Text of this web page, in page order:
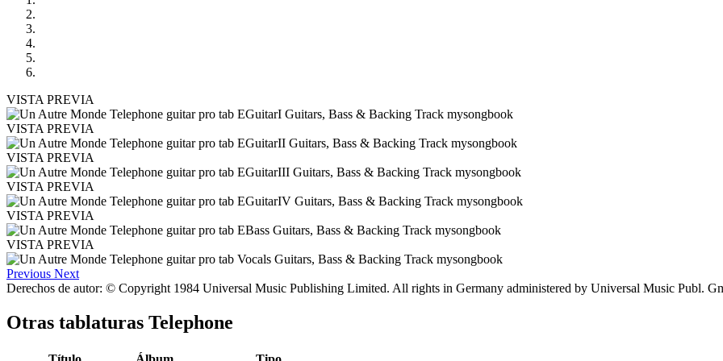
VISTA PREVIA
VISTA PREVIA
VISTA PREVIA
VISTA PREVIA
VISTA PREVIA
VISTA PREVIA
Previous Next
Derechos de autor: © Copyright 1984 Universal Music Publishing Limited. All rights in Germany administered by Universal Music Publ.
Otras tablaturas Telephone